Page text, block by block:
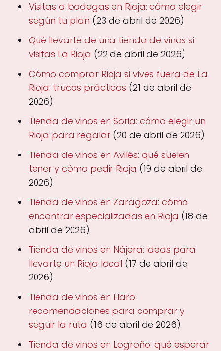
Visitas a bodegas en Rioja: cómo elegir
según tu plan (23 de abril de 2026)
Qué llevarte de una tienda de vinos si
visitas La Rioja (22 de abril de 2026)
Cómo comprar Rioja si vives fuera de La
Rioja: trucos prácticos (21 de abril de
2026)
Tienda de vinos en Soria: cómo elegir un
Rioja para regalar (20 de abril de 2026)
Tienda de vinos en Avilés: qué suelen
tener y cómo pedir Rioja (19 de abril de
2026)
Tienda de vinos en Zaragoza: cómo
encontrar especializadas en Rioja (18 de
abril de 2026)
Tienda de vinos en Nájera: ideas para
llevarte un Rioja local (17 de abril de
2026)
Tienda de vinos en Haro:
recomendaciones para comprar y
seguir la ruta (16 de abril de 2026)
Tienda de vinos en Logroño: qué esperar